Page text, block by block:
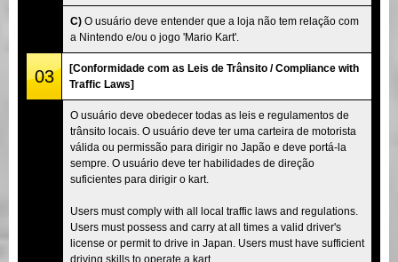
C) O usuário deve entender que a loja não tem relação com
a Nintendo e/ou o jogo 'Mario Kart'.
03
[Conformidade com as Leis de Trânsito / Compliance with
Traffic Laws]
O usuário deve obedecer todas as leis e regulamentos de
trânsito locais. O usuário deve ter uma carteira de motorista
válida ou permissão para dirigir no Japão e deve portá-la
sempre. O usuário deve ter habilidades de direção
suficientes para dirigir o kart.
Users must comply with all local traffic laws and regulations.
Users must possess and carry at all times a valid driver's
license or permit to drive in Japan. Users must have sufficient
driving skills to operate a kart.